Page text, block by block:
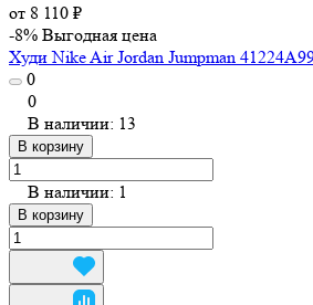
от 8 110 ₽
-8% Выгодная цена
Худи Nike Air Jordan Jumpman
0
0
В наличии: 13
В корзину
В наличии: 1
В корзину